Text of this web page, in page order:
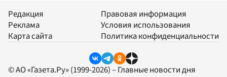
Редакция
Реклама
Карта сайта
Правовая информация
Условия использования
Политика конфиденциальности
© АО «Газета.Ру» (1999-2026) – Главные новости дня